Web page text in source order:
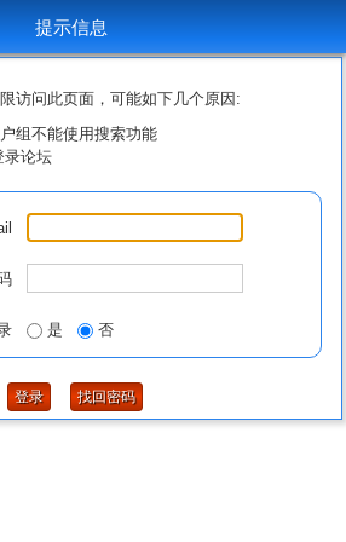
提示信息
访问此页面，可能如下几个原因:
组不能使用搜索功能
录论坛
是 否